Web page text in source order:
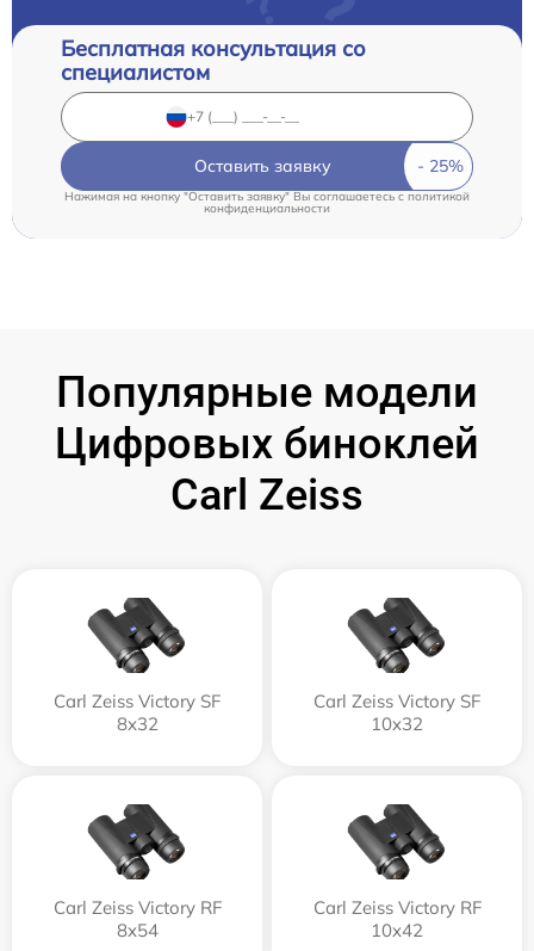
Бесплатная консультация со
специалистом
Оставить заявку
Нажимая на кнопку "Оставить заявку" Вы соглашаетесь cполитикой
конфиденциальности
Популярные модели
Цифровых биноклей
Carl Zeiss
Carl Zeiss Victory SF
8x32
Carl Zeiss Victory SF
10x32
Carl Zeiss Victory RF
8x54
Carl Zeiss Victory RF
10x42